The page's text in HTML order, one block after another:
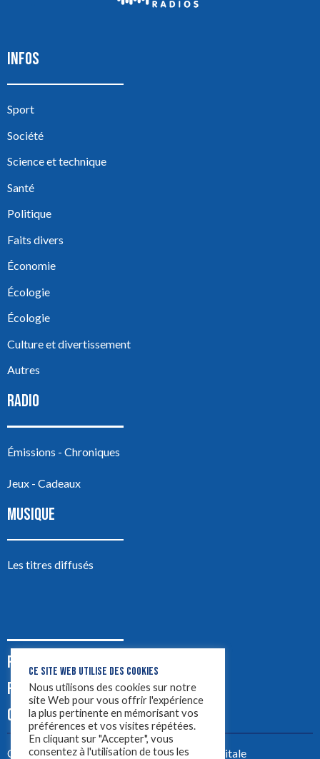
INFOS
Sport
Société
Science et technique
Santé
Politique
Faits divers
Économie
Écologie
Écologie
Culture et divertissement
Autres
RADIO
Émissions - Chroniques
Jeux - Cadeaux
MUSIQUE
Les titres diffusés
PODCASTS
PUB
CONTACT
Créez votre site avecYellowtie – Agence Digitale
CE SITE WEB UTILISE DES COOKIES
Nous utilisons des cookies sur notre
site Web pour vous offrir l'expérience
la plus pertinente en mémorisant vos
préférences et vos visites répétées.
En cliquant sur "Accepter", vous
consentez à l'utilisation de tous les